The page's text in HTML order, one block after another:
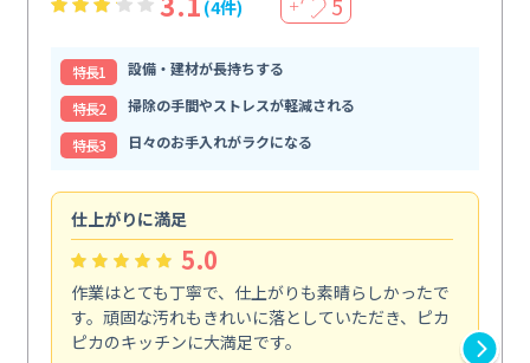
(4件) ＋ 5
特⻑1
設備・建材が長持ちする
特⻑2
掃除の手間やストレスが軽減される
特⻑3
日々のお手入れがラクになる
仕上がりに満足
5.0
作業はとても丁寧で、仕上がりも素晴らしかったで
す。頑固な汚れもきれいに落としていただき、ピカ
ピカのキッチンに大満足です。